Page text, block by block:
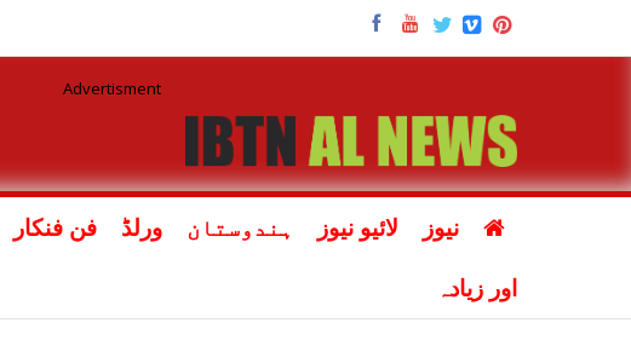
نیوز لائیو نیوز ہندوستان ورلڈ فن فنکار
اور زیادہ